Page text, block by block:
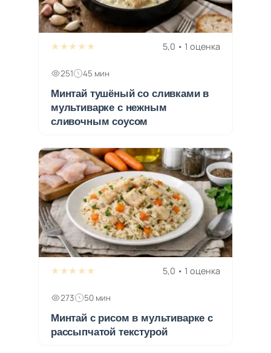
★★★★★ 5,0 • 1 оценка
251 45 мин
Минтай тушёный со сливками в
мультиварке с нежным
сливочным соусом
★★★★★ 5,0 • 1 оценка
273 50 мин
Минтай с рисом в мультиварке с
рассыпчатой текстурой